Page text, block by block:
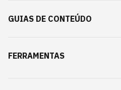
GUIAS DE CONTEÚDO
FERRAMENTAS